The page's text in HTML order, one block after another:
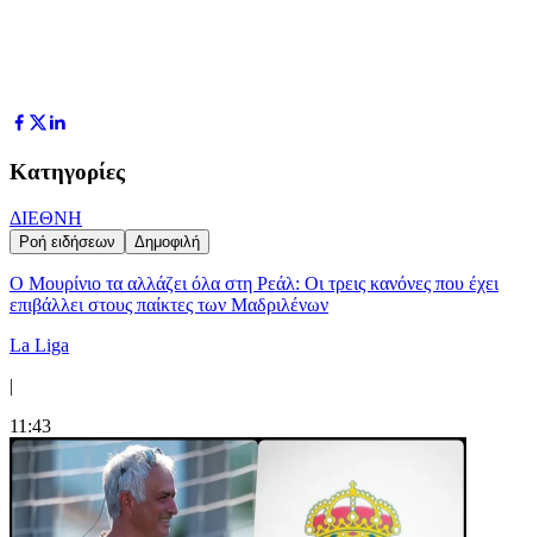
Κατηγορίες
ΔΙΕΘΝΗ
Ροή ειδήσεων Δημοφιλή
Ο Μουρίνιο τα αλλάζει όλα στη Ρεάλ: Οι τρεις κανόνες που έχει
επιβάλλει στους παίκτες των Μαδριλένων
La Liga
|
11:43